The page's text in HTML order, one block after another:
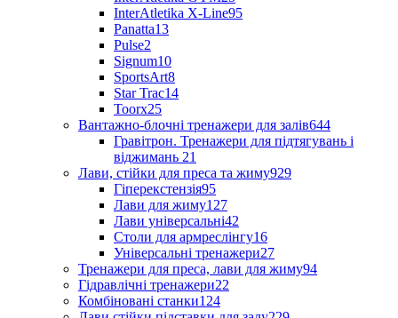
InterAtletika X-Line95
Panatta13
Pulse2
Signum10
SportsArt8
Star Trac14
Toorx25
Вантажно-блочні тренажери для залів644
Гравітрон. Тренажери для підтягувань і
віджимань 21
Лави, стійки для преса та жиму929
Гіперекстензія95
Лави для жиму127
Лави універсальні42
Столи для армреслінгу16
Універсальні тренажери27
Тренажери для преса, лави для жиму94
Гідравлічні тренажери22
Комбіновані станки124